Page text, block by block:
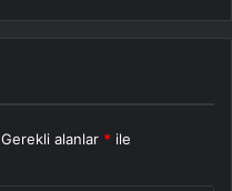
Gerekli alanlar * ile